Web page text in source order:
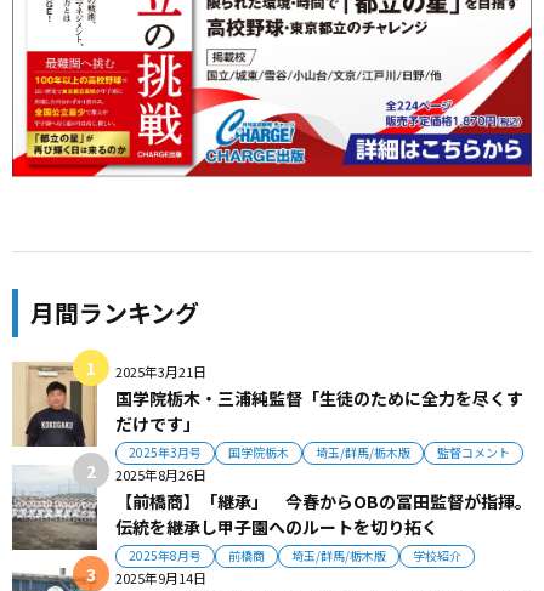
月間ランキング
2025年3月21日
国学院栃木・三浦純監督「生徒のために全力を尽くす
だけです」
2025年3月号 国学院栃木 埼玉/群馬/栃木版 監督コメント
2025年8月26日
【前橋商】「継承」 今春からOBの冨田監督が指揮。
伝統を継承し甲子園へのルートを切り拓く
2025年8月号 前橋商 埼玉/群馬/栃木版 学校紹介
2025年9月14日